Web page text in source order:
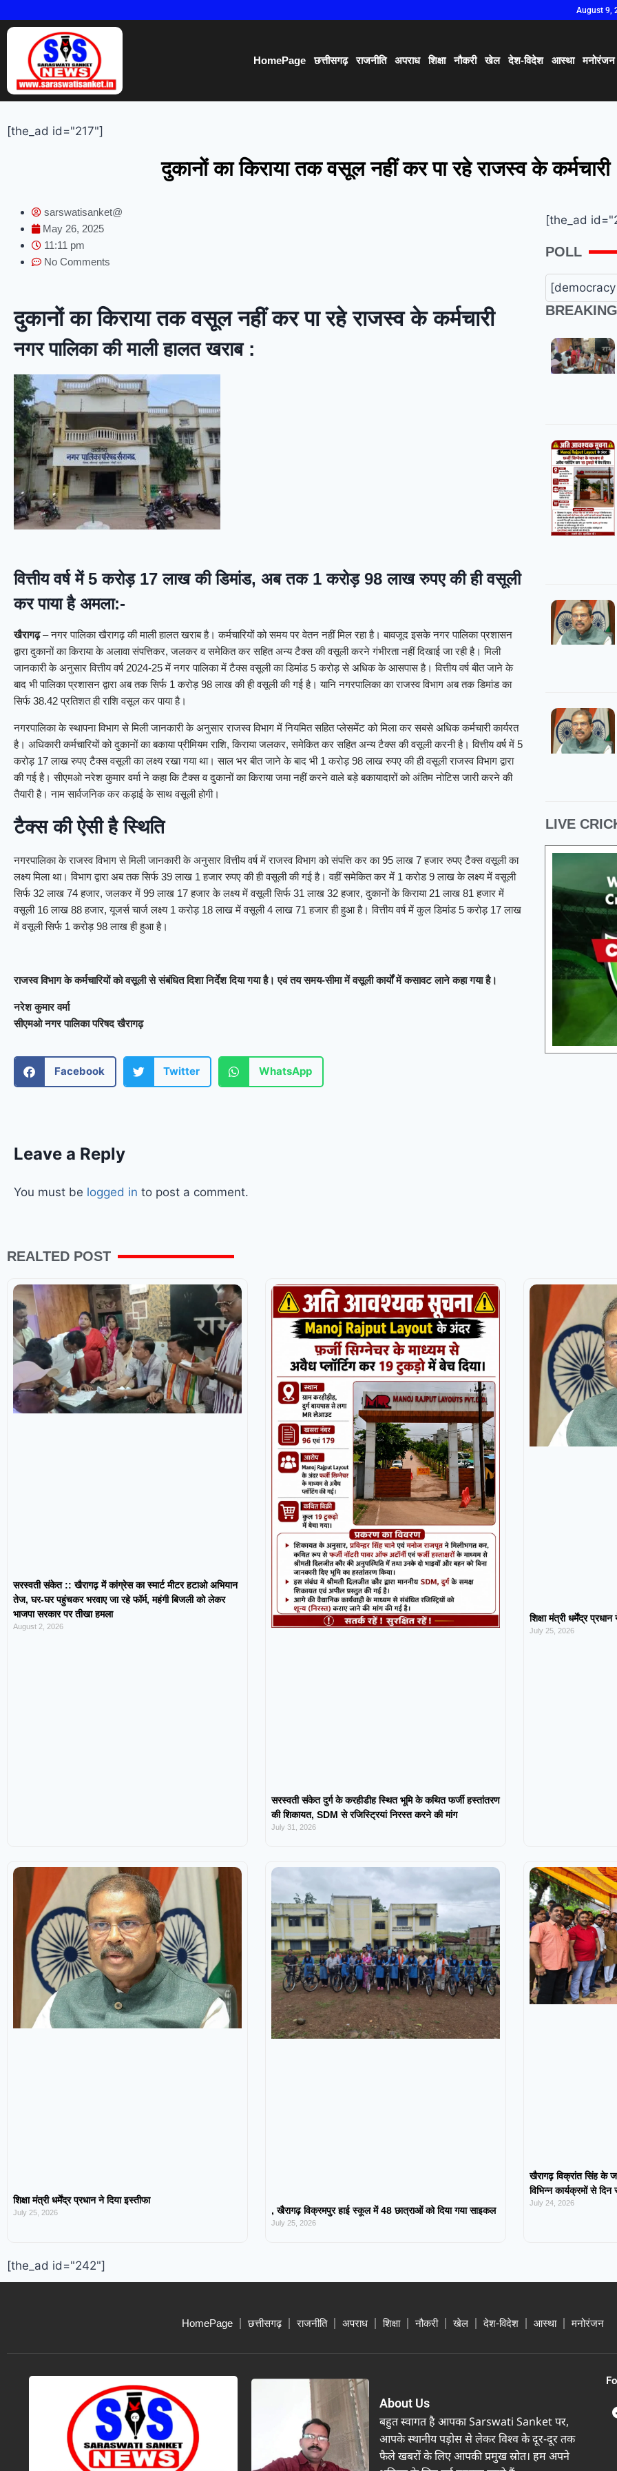
August 9,
HomePage छत्तीसगढ़ राजनीति अपराध शिक्षा नौकरी खेल देश-विदेश आस्था मनोरंजन
[the_ad id="217"]
दुकानों का किराया तक वसूल नहीं कर पा रहे राजस्व के कर्मचारी
sarswatisanket@
May 26, 2025
11:11 pm
No Comments
दुकानों का किराया तक वसूल नहीं कर पा रहे राजस्व के कर्मचारी
नगर पालिका की माली हालत खराब :
वित्तीय वर्ष में 5 करोड़ 17 लाख की डिमांड, अब तक 1 करोड़ 98 लाख रुपए की ही वसूली
कर पाया है अमला:-
खैरागढ़– नगर पालिका खैरागढ़ की माली हालत खराब है। कर्मचारियों को समय पर वेतन नहीं मिल रहा है। बावजूद इसके नगर पालिका प्रशासन
द्वारा दुकानों का किराया के अलावा संपत्तिकर, जलकर व समेकित कर सहित अन्य टैक्स की वसूली करने गंभीरता नहीं दिखाई जा रही है। मिली
जानकारी के अनुसार वित्तीय वर्ष 2024-25 में नगर पालिका में टैक्स वसूली का डिमांड 5 करोड़ से अधिक के आसपास है। वित्तीय वर्ष बीत जाने के
बाद भी पालिका प्रशासन द्वारा अब तक सिर्फ 1 करोड़ 98 लाख की ही वसूली की गई है। यानि नगरपालिका का राजस्व विभाग अब तक डिमांड का
सिर्फ 38.42 प्रतिशत ही राशि वसूल कर पाया है।
नगरपालिका के स्थापना विभाग से मिली जानकारी के अनुसार राजस्व विभाग में नियमित सहित प्लेसमेंट को मिला कर सबसे अधिक कर्मचारी कार्यरत
है। अधिकारी कर्मचारियों को दुकानों का बकाया प्रीमियम राशि, किराया जलकर, समेकित कर सहित अन्य टैक्स की वसूली करनी है। वित्तीय वर्ष में 5
करोड़ 17 लाख रुपए टैक्स वसूली का लक्ष्य रखा गया था। साल भर बीत जाने के बाद भी 1 करोड़ 98 लाख रुपए की ही वसूली राजस्व विभाग द्वारा
की गई है। सीएमओ नरेश कुमार वर्मा ने कहा कि टैक्स व दुकानों का किराया जमा नहीं करने वाले बड़े बकायादारों को अंतिम नोटिस जारी करने की
तैयारी है। नाम सार्वजनिक कर कड़ाई के साथ वसूली होगी।
टैक्स की ऐसी है स्थिति
नगरपालिका के राजस्व विभाग से मिली जानकारी के अनुसार वित्तीय वर्ष में राजस्व विभाग को संपत्ति कर का 95 लाख 7 हजार रुपए टैक्स वसूली का
लक्ष्य मिला था। विभाग द्वारा अब तक सिर्फ 39 लाख 1 हजार रुपए की ही वसूली की गई है। वहीं समेकित कर में 1 करोड 9 लाख के लक्ष्य में वसूली
सिर्फ 32 लाख 74 हजार, जलकर में 99 लाख 17 हजार के लक्ष्य में वसूली सिर्फ 31 लाख 32 हजार, दुकानों के किराया 21 लाख 81 हजार में
वसूली 16 लाख 88 हजार, यूजर्स चार्ज लक्ष्य 1 करोड़ 18 लाख में वसूली 4 लाख 71 हजार ही हुआ है। वित्तीय वर्ष में कुल डिमांड 5 करोड़ 17 लाख
में वसूली सिर्फ 1 करोड़ 98 लाख ही हुआ है।
राजस्व विभाग के कर्मचारियों को वसूली से संबंधित दिशा निर्देश दिया गया है। एवं तय समय-सीमा में वसूली कार्यों में कसावट लाने कहा गया है।
नरेश कुमार वर्मा
सीएमओ नगर पालिका परिषद खैरागढ़
Facebook Twitter WhatsApp
Leave a Reply
You must be logged in to post a comment.
[the_ad
POLL
LIVE
09 Aug 2026, Sun 13:30 GMT
T20
At Lord's
Sunrisers
Welsh Fire
Sunrisers Leeds
«
REALTED POST
सरस्वती संकेत :: खैरागढ़ में कांग्रेस का स्मार्ट मीटर हटाओ अभियान
तेज, घर-घर पहुंचकर भरवाए जा रहे फॉर्म, महंगी बिजली को लेकर
भाजपा सरकार पर तीखा हमला
August 2, 2026
सरस्वती संकेत दुर्ग के करहीडीह स्थित भूमि के कथित फर्जी हस्तांतरण
की शिकायत, SDM से रजिस्ट्रियां निरस्त करने की मांग
July 31, 2026
शिक्षा मंत्री धर्मेंद्र
July 25, 2026
शिक्षा मंत्री धर्मेंद्र प्रधान ने दिया इस्तीफा
July 25, 2026 , खैरागढ़ विक्रमपुर हाई स्कूल में 48 छात्राओं को दिया गया साइकल
July 25, 2026
खैरागढ़ विक्रांत सिंह के
विभिन्न कार्यक्रमों से दिन
July 24, 2026
[the_ad id="242"]
HomePage छत्तीसगढ़ राजनीति अपराध शिक्षा नौकरी खेल देश-विदेश आस्था मनोरंजन
About Us
बहुत स्वागत है आपका Sarswati Sanket पर,
आपके स्थानीय पड़ोस से लेकर विश्व के दूर-दूर तक
फैले खबरों के लिए आपकी प्रमुख स्रोत। हम अपने